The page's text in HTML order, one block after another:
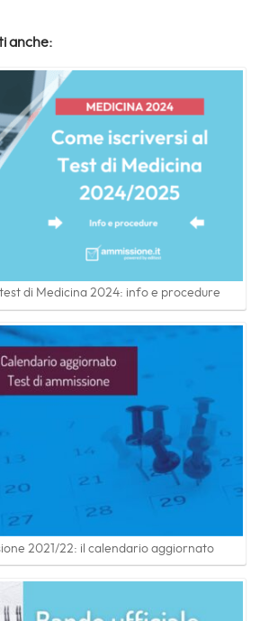
anche:
di Medicina 2024: info e procedure
2021/22: il calendario aggiornato